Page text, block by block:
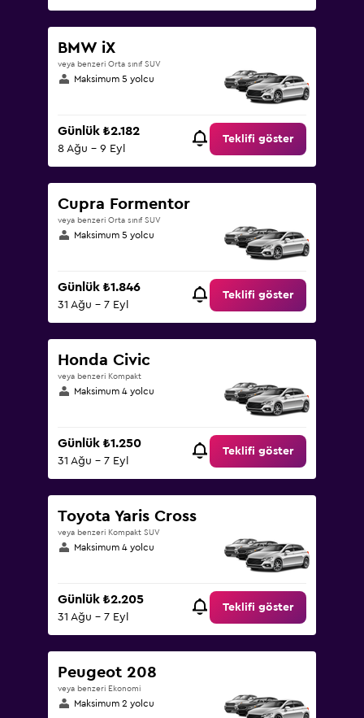
BMW iX
veya benzeri Orta sınıf SUV
Maksimum 5 yolcu
Günlük ₺2.182
8 Ağu - 9 Eyl
Teklifi göster
Cupra Formentor
veya benzeri Orta sınıf SUV
Maksimum 5 yolcu
Günlük ₺1.846
31 Ağu - 7 Eyl
Teklifi göster
Honda Civic
veya benzeri Kompakt
Maksimum 4 yolcu
Günlük ₺1.250
31 Ağu - 7 Eyl
Teklifi göster
Toyota Yaris Cross
veya benzeri Kompakt SUV
Maksimum 4 yolcu
Günlük ₺2.205
31 Ağu - 7 Eyl
Teklifi göster
Peugeot 208
veya benzeri Ekonomi
Maksimum 2 yolcu